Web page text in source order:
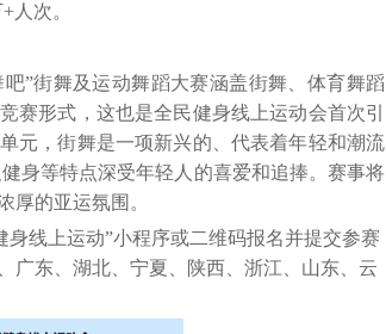
人次。
”街舞及运动舞蹈大赛涵盖街舞、体育舞蹈
赛形式，这也是全民健身线上运动会首次引
元，街舞是一项新兴的、代表着年轻和潮流
身等特点深受年轻人的喜爱和追捧。赛事将
厚的亚运氛围。
线上运动”小程序或二维码报名并提交参赛
广东、湖北、宁夏、陕西、浙江、山东、云